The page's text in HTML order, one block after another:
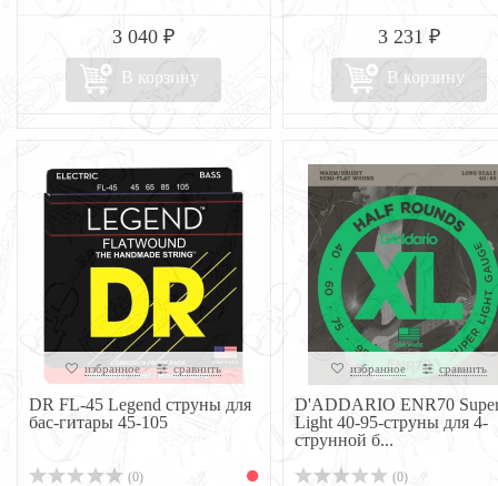
3 040 ₽
В корзину
3 231 ₽
В корзину
избранное сравнить
DR FL-45 Legend струны для
бас-гитары 45-105
(0)
избранное сравнить
D'ADDARIO ENR70
Light 40-95-струны для 4-
струнной б...
(0)